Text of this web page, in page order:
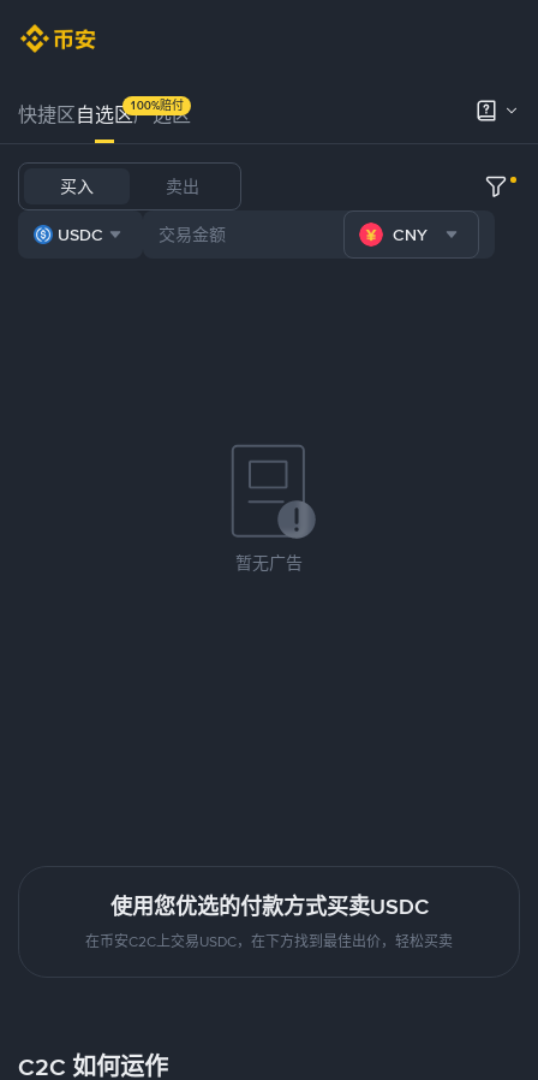
快捷区自选区严选区
100%赔付
买入 卖出
USDC CNY
暂无广告
使用您优选的付款方式买卖USDC
在币安C2C上交易USDC，在下方找到最佳出价，轻松买卖
C2C 如何运作